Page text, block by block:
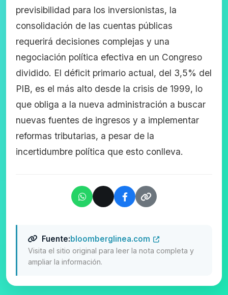
previsibilidad para los inversionistas, la
consolidación de las cuentas públicas
requerirá decisiones complejas y una
negociación política efectiva en un Congreso
dividido. El déficit primario actual, del 3,5% del
PIB, es el más alto desde la crisis de 1999, lo
que obliga a la nueva administración a buscar
nuevas fuentes de ingresos y a implementar
reformas tributarias, a pesar de la
incertidumbre política que esto conlleva.
Fuente: bloomberglinea.com
Visita el sitio original para leer la nota completa y
ampliar la información.